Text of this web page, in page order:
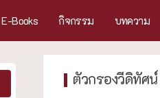
E-Books กิจกรรม บทความ
ตัวกรองวีดิทัศน์